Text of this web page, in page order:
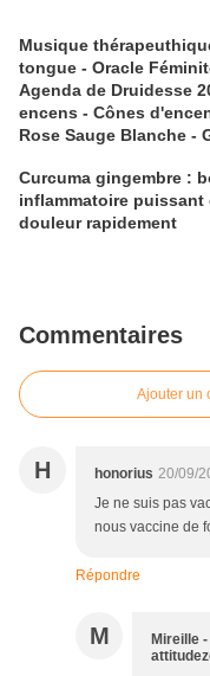
Musique
tongue - Oracle
Agenda de Druidesse
encens - Cônes
Rose Sauge Blanche -
Thé Chaï Curcuma -
Vanille
Curcuma gingembre :
inflammatoire puissant
douleur rapidement
Commentaires
Ajouter un
H honorius 20/09/
Je ne suis pas
nous vaccine de
Répondre
M
Mireille